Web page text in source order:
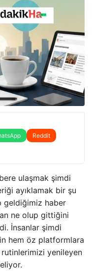
Reddit
ulaşmak şimdi
ayıklamak bir şu
geldiğimiz haber
ne olup gittiğini
İnsanlar şimdi
hem öz platformlara
yenileyen